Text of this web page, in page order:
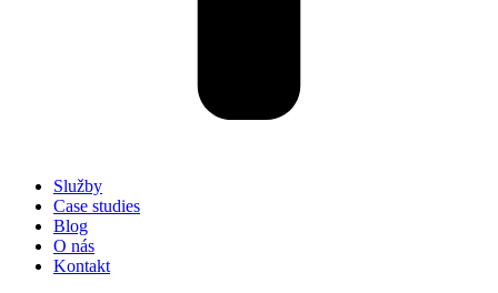
Služby
Case studies
Blog
O nás
Kontakt